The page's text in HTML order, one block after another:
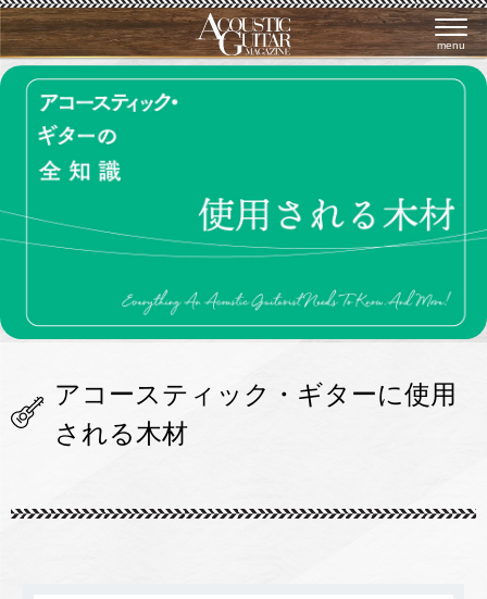
menu
アコースティック・ギターに使用
される木材